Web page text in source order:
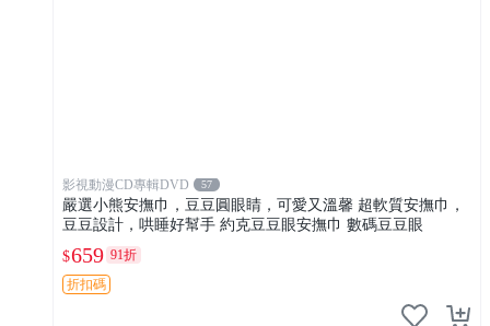
影視動漫CD專輯DVD 57
嚴選小熊安撫巾，豆豆圓眼睛，可愛又溫馨 超軟質安撫巾，
豆豆設計，哄睡好幫手 約克豆豆眼安撫巾 數碼豆豆眼
$659 91折
折扣碼